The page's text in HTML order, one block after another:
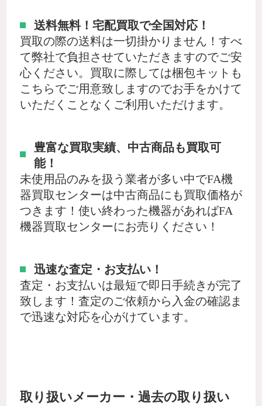
送料無料！宅配買取で全国対応！
買取の際の送料は一切掛かりません！すべ
て弊社で負担させていただきますのでご安
心ください。買取に際しては梱包キットも
こちらでご用意致しますのでお手をかけて
いただくことなくご利用いただけます。
豊富な買取実績、中古商品も買取可
能！
未使用品のみを扱う業者が多い中でFA機
器買取センターは中古商品にも買取価格が
つきます！使い終わった機器があればFA
機器買取センターにお売りください！
迅速な査定・お支払い！
査定・お支払いは最短で即日手続きが完了
致します！査定のご依頼から入金の確認ま
で迅速な対応を心がけています。
取り扱いメーカー・過去の取り扱い